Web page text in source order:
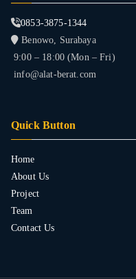
0853-3875-1344
Benowo, Surabaya
9:00 – 18:00 (Mon – Fri)
info@alat-berat.com
Quick Button
Home
About Us
Project
Team
Contact Us